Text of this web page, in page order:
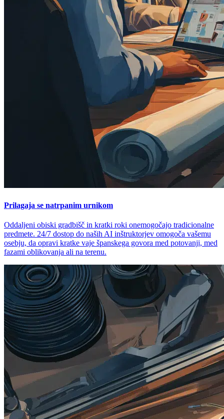
Prilagaja se natrpanim urnikom
Oddaljeni obiski gradbišč in kratki roki onemogočajo tradicionalne
predmete. 24/7 dostop do naših AI inštruktorjev omogoča vašemu
osebju, da opravi kratke vaje španskega govora med potovanji, med
fazami oblikovanja ali na terenu.